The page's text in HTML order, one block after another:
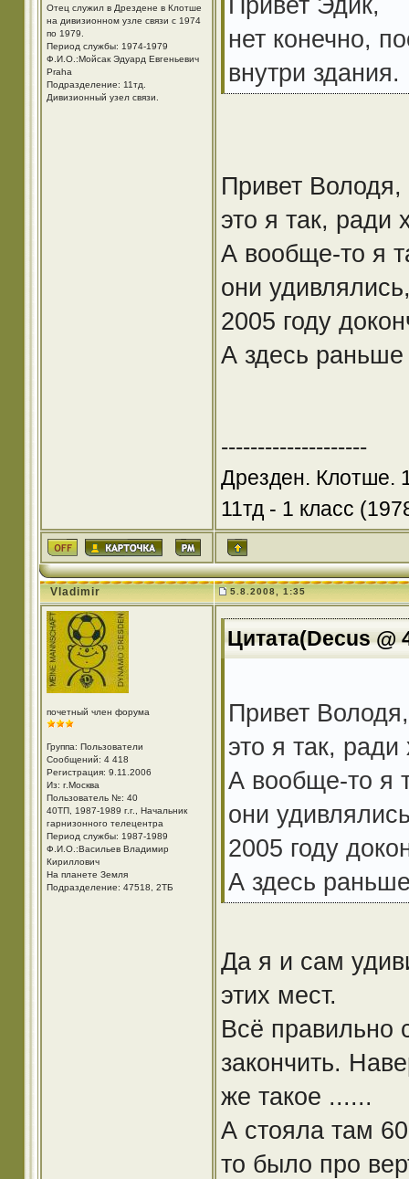
Отец служил в Дрездене в Клотше
на дивизионном узле связи с 1974
по 1979.
Период службы: 1974-1979
Ф.И.О.:Мойсак Эдуард Евгеньевич
Praha
Подразделение: 11тд.
Дивизионный узел связи.
нет конечно,
внутри здания.
Привет Володя,
это я так,
А вообще-то я
они
2005 году
А здесь раньше
--------------------
Дрезден. Клотше.
11тд - 1 класс
Vladimir 5.8.2008, 1:35
почетный член форума
Группа: Пользователи
Сообщений: 4 418
Регистрация: 9.11.2006
Из: г.Москва
Пользователь №: 40
40ТП, 1987-1989 г.г., Начальник
гарнизонного телецентра
Период службы: 1987-1989
Ф.И.О.:Васильев Владимир
Кириллович
На планете Земля
Подразделение: 47518, 2ТБ
Цитата(Decus @
Привет Володя,
это я так,
А вообще-то я
они
2005 году
А здесь
Да я и сам
этих мест.
Всё правильно
закончить.
же такое ......
А стояла там
то было про